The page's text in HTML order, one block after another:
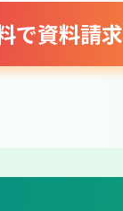
で資料請求